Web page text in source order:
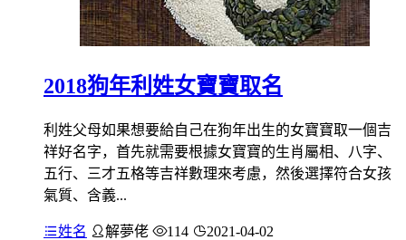
2018狗年利姓女寶寶取名
利姓父母如果想要給自己在狗年出生的女寶寶取一個吉
祥好名字，首先就需要根據女寶寶的生肖屬相、八字、
五行、三才五格等吉祥數理來考慮，然後選擇符合女孩
氣質、含義...
姓名 解夢佬 114 2021-04-02